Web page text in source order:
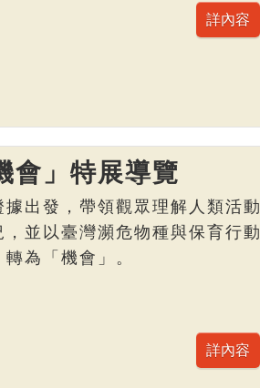
會」特展導覽
出發，帶領觀眾理解人類活動
並以臺灣瀕危物種與保育行動
為「機會」。